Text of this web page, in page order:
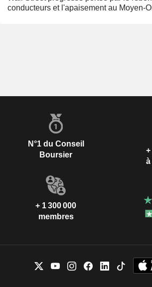
conducteurs et l'apaisement au Moyen-
N°1 du Conseil
Boursier
+ 1 300 000
membres